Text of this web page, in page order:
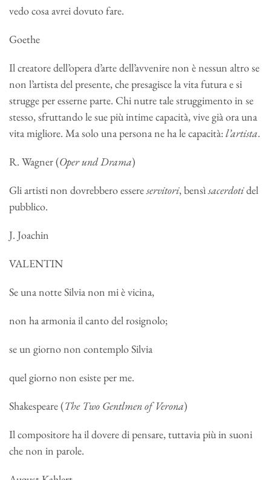
vedo cosa avrei dovuto fare.
Goethe
Il creatore dell’opera d’arte dell’avvenire non è nessun altro se
non l’artista del presente, che presagisce la vita futura e si
strugge per esserne parte. Chi nutre tale struggimento in se
stesso, sfruttando le sue più intime capacità, vive già ora una
vita migliore. Ma solo una persona ne ha le capacità:l’artista.
R. Wagner (Oper und Drama)
Gli artisti non dovrebbero essereservitori, bensìsacerdotidel
pubblico.
J. Joachin
VALENTIN
Se una notte Silvia non mi è vicina,
non ha armonia il canto del rosignolo;
se un giorno non contemplo Silvia
quel giorno non esiste per me.
Shakespeare (The Two Gentlmen of Verona)
Il compositore ha il dovere di pensare, tuttavia più in suoni
che non in parole.